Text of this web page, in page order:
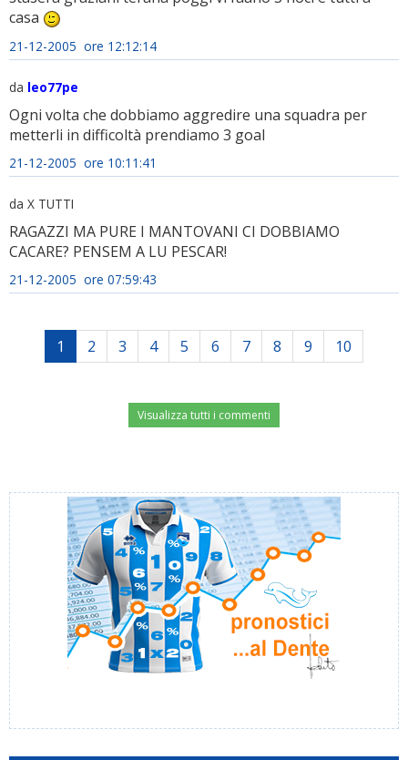
casa
21-12-2005 ore 12:12:14
da leo77pe
Ogni volta che dobbiamo aggredire una squadra per
metterli in difficoltà prendiamo 3 goal
21-12-2005 ore 10:11:41
da X TUTTI
RAGAZZI MA PURE I MANTOVANI CI DOBBIAMO
CACARE? PENSEM A LU PESCAR!
21-12-2005 ore 07:59:43
1 2 3 4 5 6 7 8 9 10
Visualizza tutti i commenti